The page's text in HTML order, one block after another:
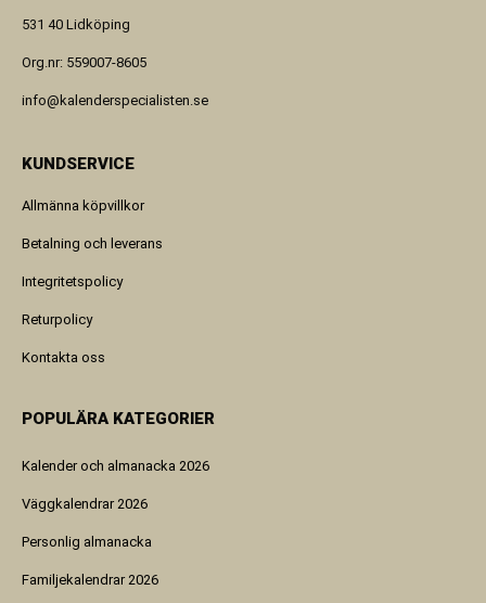
531 40 Lidköping
Org.nr: 559007-8605
info@kalenderspecialisten.se
KUNDSERVICE
Allmänna köpvillkor
Betalning och leverans
Integritetspolicy
Returpolicy
Kontakta oss
POPULÄRA KATEGORIER
Kalender och almanacka 2026
Väggkalendrar 2026
Personlig almanacka
Familjekalendrar 2026